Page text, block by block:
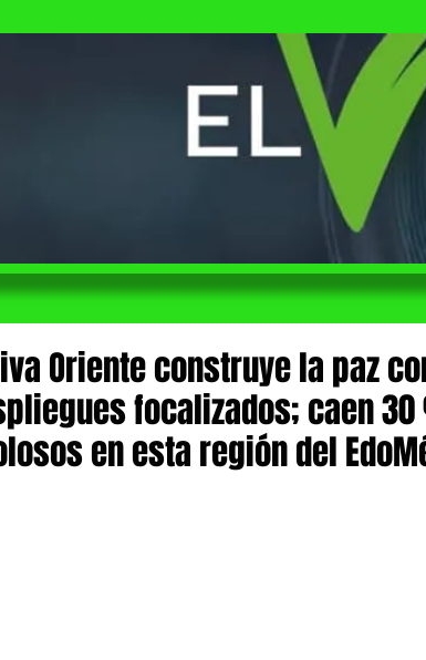
Oriente construye la paz
focalizados; caen
en esta región del